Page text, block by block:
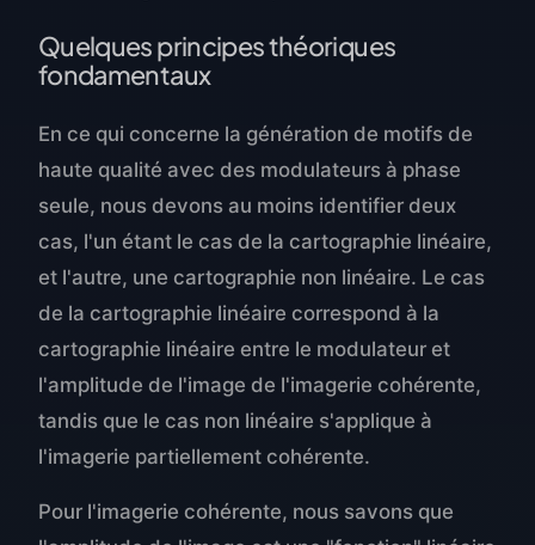
Quelques principes théoriques
fondamentaux
En ce qui concerne la génération de motifs de
haute qualité avec des modulateurs à phase
seule, nous devons au moins identifier deux
cas, l'un étant le cas de la cartographie linéaire,
et l'autre, une cartographie non linéaire. Le cas
de la cartographie linéaire correspond à la
cartographie linéaire entre le modulateur et
l'amplitude de l'image de l'imagerie cohérente,
tandis que le cas non linéaire s'applique à
l'imagerie partiellement cohérente.
Pour l'imagerie cohérente, nous savons que